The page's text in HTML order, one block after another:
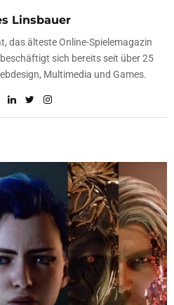
Linsbauer
das älteste Online-Spielemagazin
sich bereits seit über 25
Multimedia und Games.